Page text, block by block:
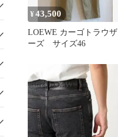
¥43,500
LOEWE カーゴトラウザ
ーズ サイズ46